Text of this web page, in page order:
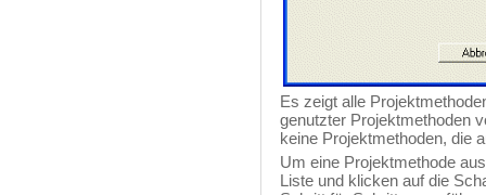
Es zeigt alle
genutzter Projektmethoden
keine Projektmethoden, die
Um eine Projektmethode
Liste und klicken auf die